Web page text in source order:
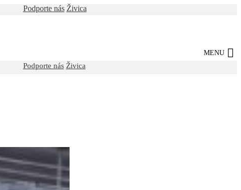
Podporte nás Živica
MENU
Podporte nás Živica